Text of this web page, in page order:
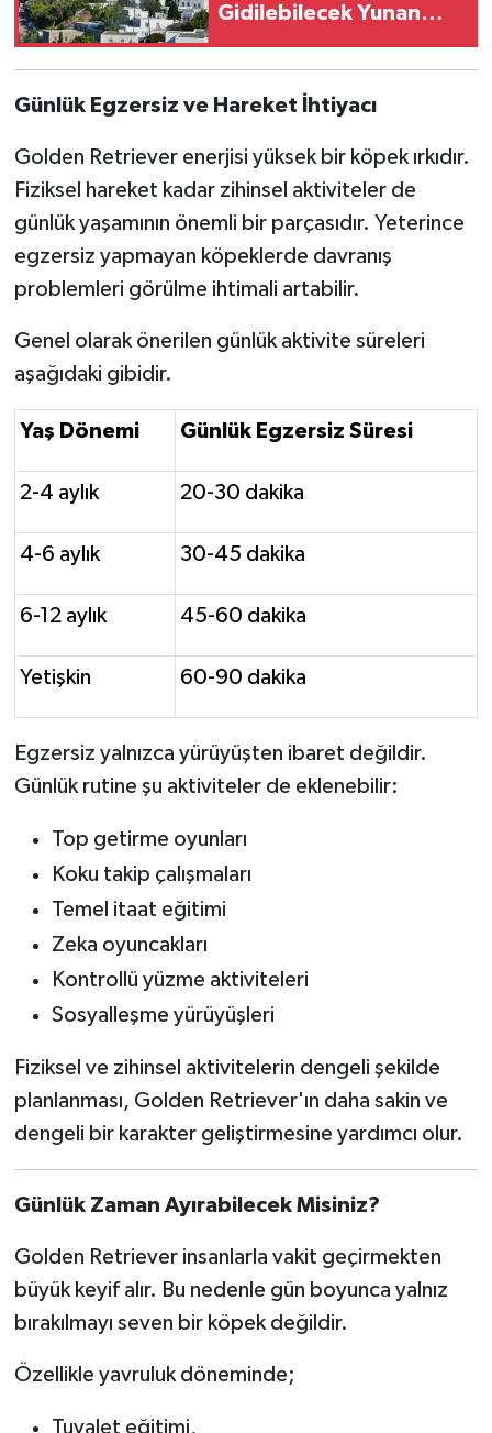
Gidilebilecek Yunan
Günlük Egzersiz ve Hareket İhtiyacı
Golden Retriever enerjisi yüksek bir köpek ırkıdır.
Fiziksel hareket kadar zihinsel aktiviteler de
günlük yaşamının önemli bir parçasıdır. Yeterince
egzersiz yapmayan köpeklerde davranış
problemleri görülme ihtimali artabilir.
Genel olarak önerilen günlük aktivite süreleri
aşağıdaki gibidir.
Yaş Dönemi Günlük Egzersiz Süresi
2-4 aylık 20-30 dakika
4-6 aylık 30-45 dakika
6-12 aylık 45-60 dakika
Yetişkin 60-90 dakika
Egzersiz yalnızca yürüyüşten ibaret değildir.
Günlük rutine şu aktiviteler de eklenebilir:
Top getirme oyunları
Koku takip çalışmaları
Temel itaat eğitimi
Zeka oyuncakları
Kontrollü yüzme aktiviteleri
Sosyalleşme yürüyüşleri
Fiziksel ve zihinsel aktivitelerin dengeli şekilde
planlanması, Golden Retriever'ın daha sakin ve
dengeli bir karakter geliştirmesine yardımcı olur.
Günlük Zaman Ayırabilecek Misiniz?
Golden Retriever insanlarla vakit geçirmekten
büyük keyif alır. Bu nedenle gün boyunca yalnız
bırakılmayı seven bir köpek değildir.
Özellikle yavruluk döneminde;
Tuvalet eğitimi,